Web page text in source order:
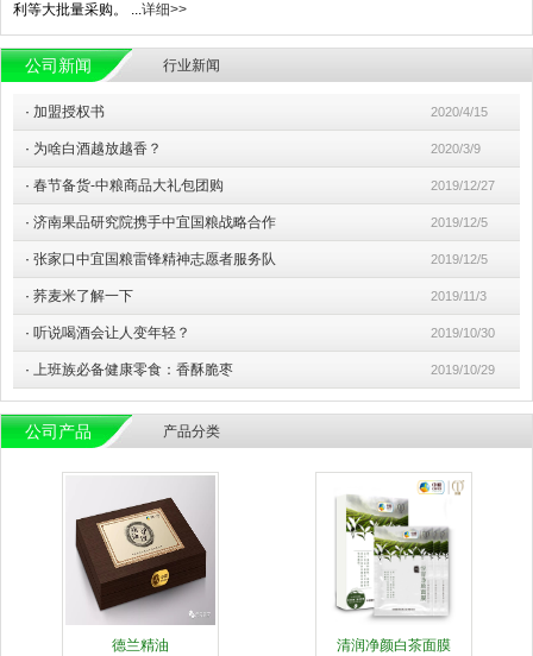
利等大批量采购。 ...详细>>
公司新闻 行业新闻
· 加盟授权书 2020/4/15
· 为啥白酒越放越香？ 2020/3/9
· 春节备货-中粮商品大礼包团购 2019/12/27
· 济南果品研究院携手中宜国粮战略合作 2019/12/5
· 张家口中宜国粮雷锋精神志愿者服务队 2019/12/5
· 荞麦米了解一下 2019/11/3
· 听说喝酒会让人变年轻？ 2019/10/30
· 上班族必备健康零食：香酥脆枣 2019/10/29
公司产品 产品分类
德兰精油 清润净颜白茶面膜